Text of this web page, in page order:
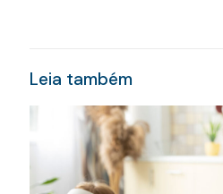
Leia também